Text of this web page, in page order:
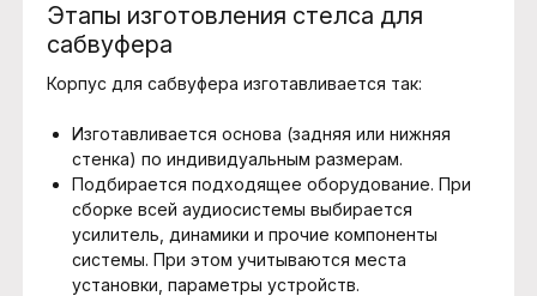
Этапы изготовления стелса для
сабвуфера
Корпус для сабвуфера изготавливается так:
Изготавливается основа (задняя или нижняя
стенка) по индивидуальным размерам.
Подбирается подходящее оборудование. При
сборке всей аудиосистемы выбирается
усилитель, динамики и прочие компоненты
системы. При этом учитываются места
установки, параметры устройств.